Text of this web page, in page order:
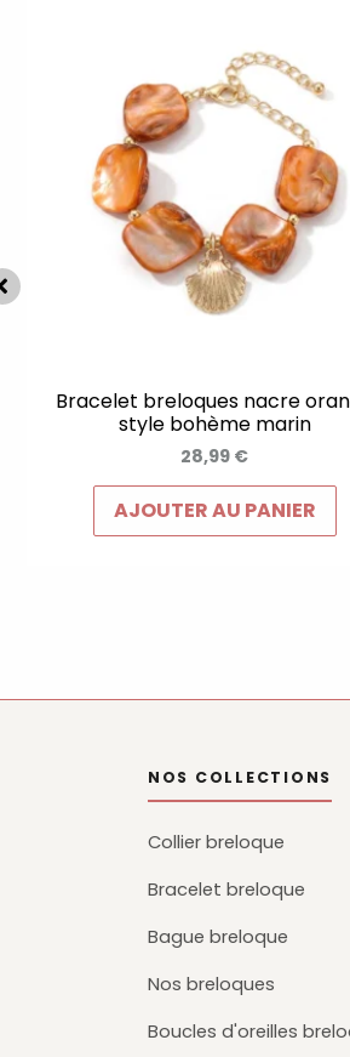
Bracelet breloques nacre
style bohème marin
28,99 €
AJOUTER AU PANIER
NOS COLLECTIONS
Collier breloque
Bracelet breloque
Bague breloque
Nos breloques
Boucles d'oreilles